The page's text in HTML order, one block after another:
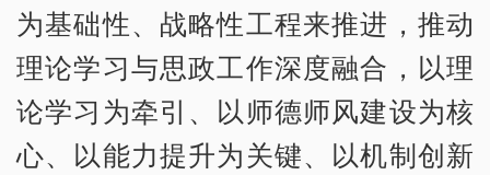
为基础性、战略性工程来推进，推动
理论学习与思政工作深度融合，以理
论学习为牵引、以师德师风建设为核
心、以能力提升为关键、以机制创新